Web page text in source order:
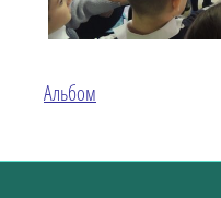
Альбом